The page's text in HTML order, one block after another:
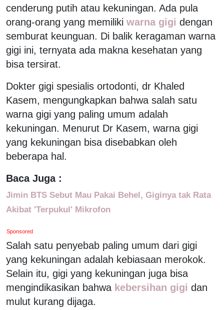
cenderung putih atau kekuningan. Ada pula
orang-orang yang memiliki warna gigi dengan
semburat keunguan. Di balik keragaman warna
gigi ini, ternyata ada makna kesehatan yang
bisa tersirat.
Dokter gigi spesialis ortodonti, dr Khaled
Kasem, mengungkapkan bahwa salah satu
warna gigi yang paling umum adalah
kekuningan. Menurut Dr Kasem, warna gigi
yang kekuningan bisa disebabkan oleh
beberapa hal.
Baca Juga :
Jimin BTS Sebut Mau Pakai Behel, Giginya tak Rata
Akibat 'Terpukul' Mikrofon
Sponsored
Salah satu penyebab paling umum dari gigi
yang kekuningan adalah kebiasaan merokok.
Selain itu, gigi yang kekuningan juga bisa
mengindikasikan bahwa kebersihan gigi dan
mulut kurang dijaga.